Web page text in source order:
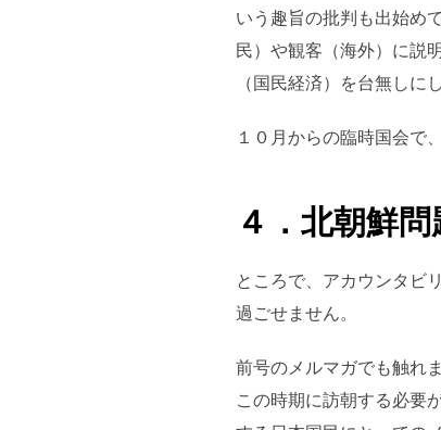
いう趣旨の批判も出始め
民）や観客（海外）に説
（国民経済）を台無しに
１０月からの臨時国会で
４．北朝鮮
ところで、アカウンタビ
過ごせません。
前号のメルマガでも触れ
この時期に訪朝する必要